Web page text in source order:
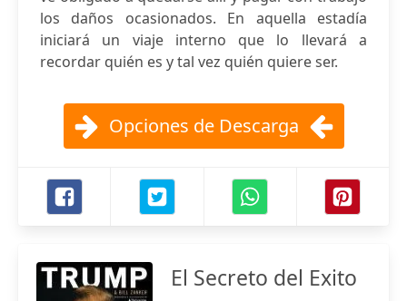
los daños ocasionados. En aquella estadía
iniciará un viaje interno que lo llevará a
recordar quién es y tal vez quién quiere ser.
Opciones de Descarga
El Secreto del Exito